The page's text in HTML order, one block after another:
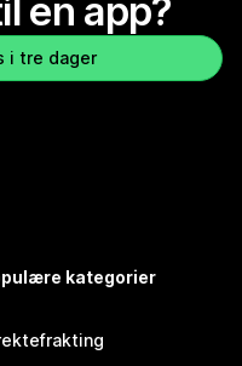
en app?
i tre dager
kategorier